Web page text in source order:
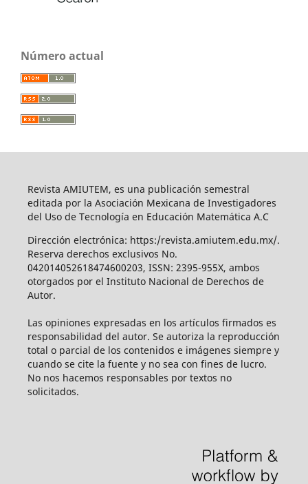
Número actual
Revista AMIUTEM, es una publicación semestral
editada por la Asociación Mexicana de Investigadores
del Uso de Tecnología en Educación Matemática A.C
Dirección electrónica: https:/revista.amiutem.edu.mx/.
Reserva derechos exclusivos No.
042014052618474600203, ISSN: 2395-955X, ambos
otorgados por el Instituto Nacional de Derechos de
Autor.
Las opiniones expresadas en los artículos firmados es
responsabilidad del autor. Se autoriza la reproducción
total o parcial de los contenidos e imágenes siempre y
cuando se cite la fuente y no sea con fines de lucro.
No nos hacemos responsables por textos no
solicitados.